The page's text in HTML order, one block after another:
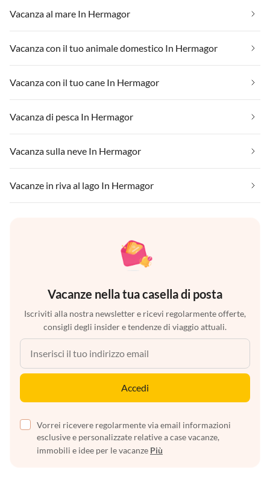
Vacanza al mare In Hermagor
Vacanza con il tuo animale domestico In Hermagor
Vacanza con il tuo cane In Hermagor
Vacanza di pesca In Hermagor
Vacanza sulla neve In Hermagor
Vacanze in riva al lago In Hermagor
Vacanze nella tua casella di posta
Iscriviti alla nostra newsletter e ricevi regolarmente offerte,
consigli degli insider e tendenze di viaggio attuali.
Accedi
Vorrei ricevere regolarmente via email informazioni
esclusive e personalizzate relative a case vacanze,
immobili e idee per le vacanze Più